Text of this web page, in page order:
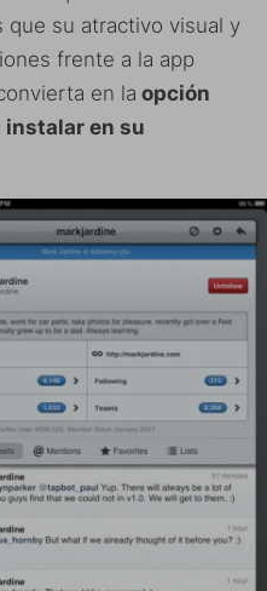
que su atractivo visual y
frente a la app
en la opción
instalar en su